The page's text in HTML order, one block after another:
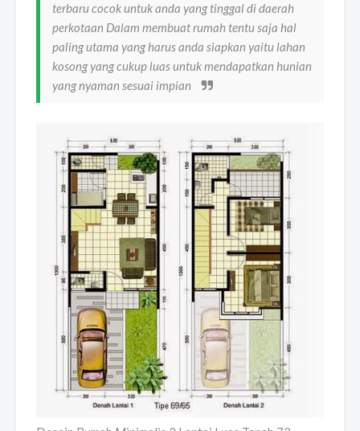
terbaru cocok untuk anda yang tinggal di daerah
perkotaan Dalam membuat rumah tentu saja hal
paling utama yang harus anda siapkan yaitu lahan
kosong yang cukup luas untuk mendapatkan hunian
yang nyaman sesuai impian